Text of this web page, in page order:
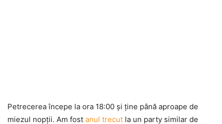
Petrecerea începe la ora 18:00 şi ţine până aproape de
miezul nopţii. Am fost anul trecut la un party similar de